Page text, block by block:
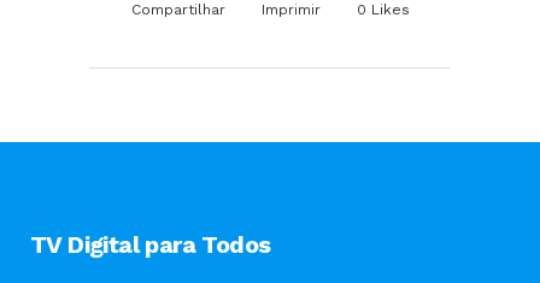
Compartilhar Imprimir 0 Likes
TV Digital para Todos